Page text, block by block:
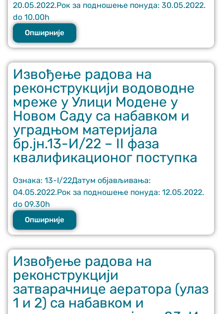
20.05.2022.Рок за подношење понуда: 30.05.2022.
do 10.00h
Опширније
Извођење радова на
реконструкцији водоводне
мреже у Улици Модене у
Новом Саду са набавком и
уградњом материјала
бр.јн.13-И/22 – II фаза
квалификационог поступка
Ознака: 13-I/22Датум објављивања:
04.05.2022.Рок за подношење понуда: 12.05.2022.
do 09.30h
Опширније
Извођење радова на
реконструкцији
затварачнице аератора (улаз
1 и 2) са набавком и